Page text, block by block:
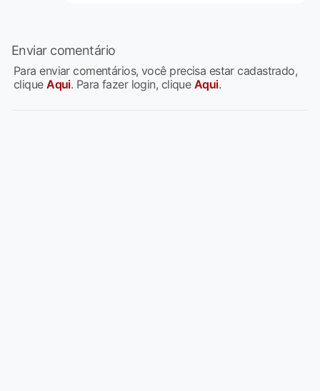
Enviar comentário
Para enviar comentários, você precisa estar cadastrado,
cliqueAqui. Para fazer login, clique Aqui.